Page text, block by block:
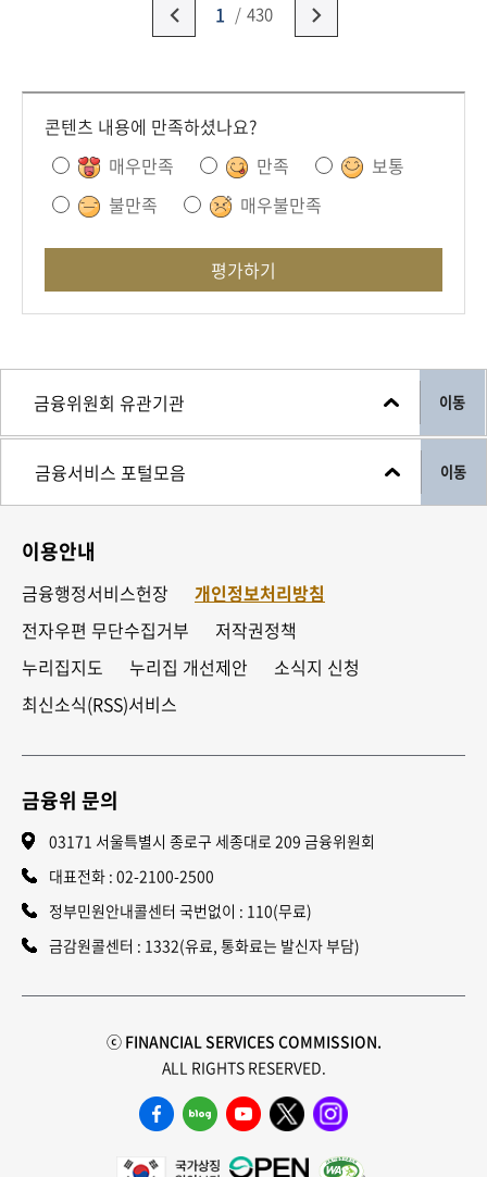
1 430
콘텐츠 내용에 만족하셨나요?
매우만족
만족
보통
불만족
매우불만족
평가하기
이동
이동
이용안내
금융행정서비스헌장
개인정보처리방침
전자우편 무단수집거부
저작권정책
누리집지도
누리집 개선제안
소식지 신청
최신소식(RSS)서비스
금융위 문의
03171 서울특별시 종로구 세종대로 209 금융위원회
대표전화 : 02-2100-2500
정부민원안내콜센터 국번없이 : 110(무료)
금감원콜센터 : 1332(유료, 통화료는 발신자 부담)
ⓒ FINANCIAL SERVICES COMMISSION.
ALL RIGHTS RESERVED.